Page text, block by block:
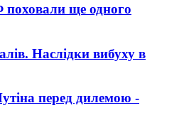
поховали ще одного
Наслідки вибуху в
перед дилемою -